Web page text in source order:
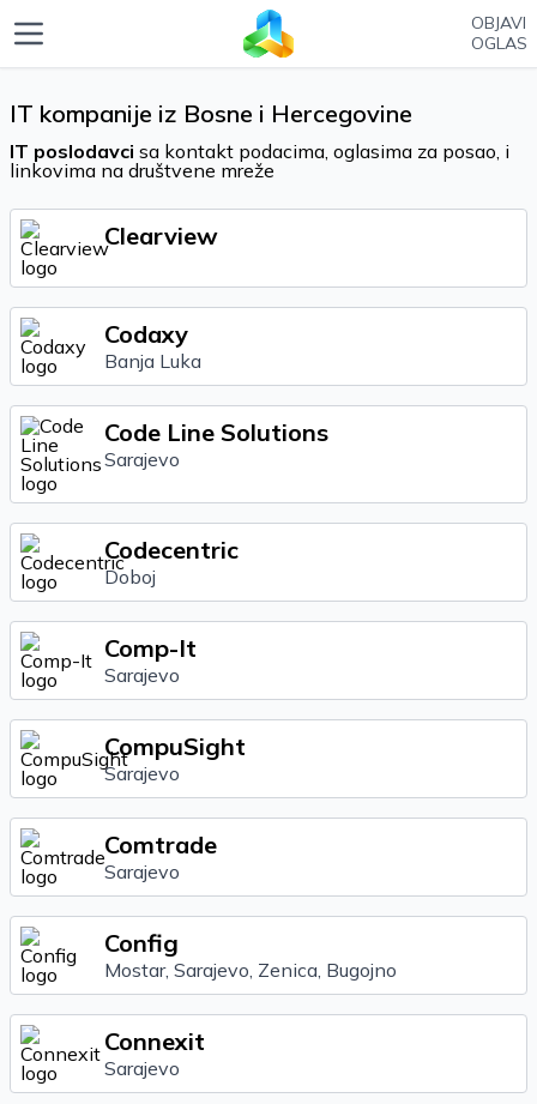
OBJAVI
OGLAS
IT kompanije iz Bosne i Hercegovine
IT poslodavci sa kontakt podacima, oglasima za posao, i
linkovima na društvene mreže
Clearview
Codaxy
Banja Luka
Code Line Solutions
Sarajevo
Codecentric
Doboj
Comp-It
Sarajevo
CompuSight
Sarajevo
Comtrade
Sarajevo
Config
Mostar, Sarajevo, Zenica, Bugojno
Connexit
Sarajevo